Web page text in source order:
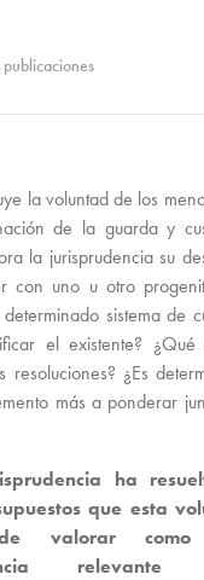
la voluntad de los
de la guarda y
la jurisprudencia su
con uno u otro
sistema de
el existente? ¿Qué
resoluciones? ¿Es
más a ponderar
ha
que esta
valorar como
relevante